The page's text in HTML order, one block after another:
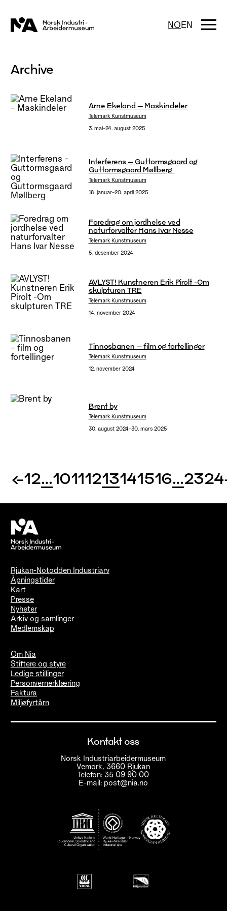
innhold
NOEN
Archive
Arne Ekeland – Maskindeler
Telemark Kunstmuseum
3. mai–24. august 2025
Interferens – Guttormsgaard og
Guttormsgaard Møllberg
Telemark Kunstmuseum
18. januar–20. april 2025
Foredrag om jordhelse ved
naturforvalter Hans Ivar Nesse
Telemark Kunstmuseum
5. desember 2024
AVLYST! Kunstneren Erik Pirolt -Om
skulpturen TRE
Telemark Kunstmuseum
14. november 2024
Tinnosbanen – film og fortellinger
Telemark Kunstmuseum
12. november 2024
Brent by
Telemark Kunstmuseum
30. august 2024–30. mars 2025
←12…10111213141516…2324
Rjukan-Notodden Industriarv
Åpningstider
Kart
Presse
Nyheter
Arkiv og samlinger
Medlemskap
Om Nia
Stiftere og styre
Ledige stillinger
Personvernerklæring
Faktura
Miljøfyrtårn
Kontakt oss
Norsk Industriarbeidermuseum
Vemork, 3660 Rjukan
Telefon: 35 09 90 00
E-mail: post@nia.no